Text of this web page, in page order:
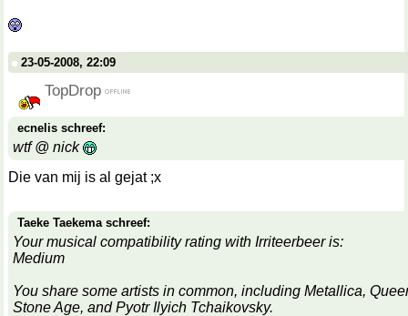
23-05-2008, 22:09
TopDrop
ecnelis schreef:
wtf @ nick
Die van mij is al gejat ;x
Taeke Taekema schreef:
Your musical compatibility rating with Irriteerbeer is:
Medium
You share some artists in common, including Metallica,
Stone Age, and Pyotr Ilyich Tchaikovsky.